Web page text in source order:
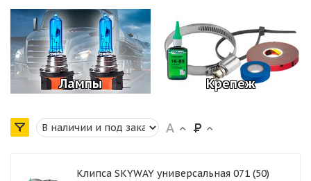
Лампы Крепеж
Клипса SKYWAY универсальная 071 (50)